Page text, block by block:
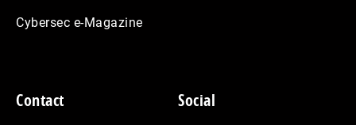
Cybersec e-Magazine
Contact Social